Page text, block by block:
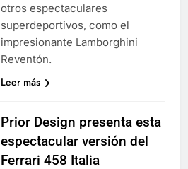
otros espectaculares
superdeportivos, como el
impresionante Lamborghini
Reventón.
Leer más
Prior Design presenta esta
espectacular versión del
Ferrari 458 Italia